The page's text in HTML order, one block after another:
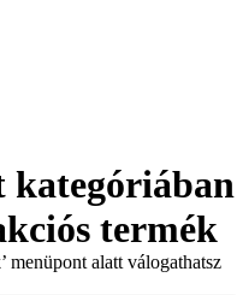
kategóriában
termék
alatt válogathatsz